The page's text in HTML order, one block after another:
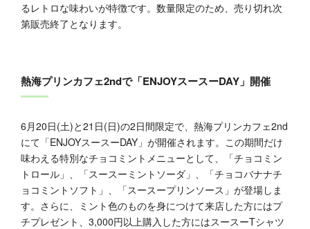
るレトロな味わいが特徴です。数量限定のため、売り切れ次
第販売終了となります。
熱海プリンカフェ2ndで「ENJOYスースーDAY」開催
6月20日(土)と21日(日)の2日間限定で、熱海プリンカフェ2nd
にて「ENJOYスースーDAY」が開催されます。この期間だけ
味わえる特別なチョコミントメニューとして、「チョコミン
トロール」、「スースーミントソーダ」、「チョコバナナチ
ョコミントソフト」、「スースープリンソース」が登場しま
す。さらに、ミント色のものを身につけて来店した方にはプ
チプレゼント、3,000円以上購入した方にはスースーTシャツ